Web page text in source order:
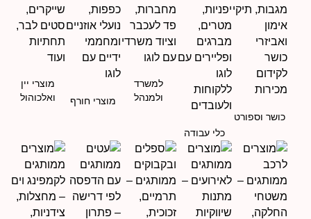
כושר וספורט
כלי עבודה
למשרד
ולמנהל
מוצרי חורף
מוצרי יין
ואלכוהול